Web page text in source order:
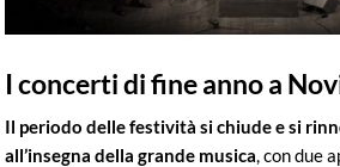
I concerti di fine anno a
Il periodo delle festività si chiude e si
all’insegna della grande musica, con due